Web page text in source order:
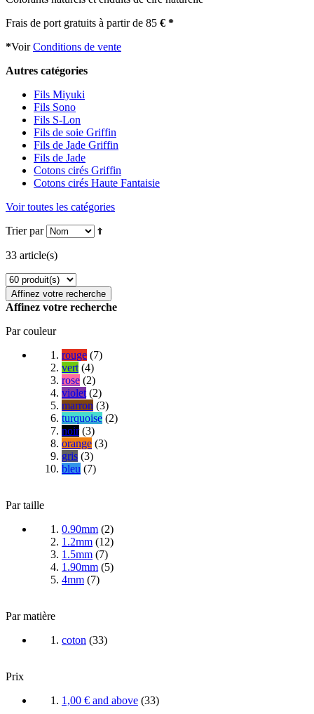
Frais de port gratuits à partir de 85 € *
*VoirConditions de vente
Autres catégories
Fils Miyuki
Fils Sono
Fils S-Lon
Fils de soie Griffin
Fils de Jade Griffin
Fils de Jade
Cotons cirés Griffin
Cotons cirés Haute Fantaisie
Voir toutes les catégories
Trier par
33 article(s)
Affinez votre recherche
Affinez votre recherche
Par couleur
rouge (7)
vert (4)
rose (2)
violet (2)
marron (3)
turquoise (2)
noir (3)
orange (3)
gris (3)
bleu (7)
Par taille
0.90mm (2)
1.2mm (12)
1.5mm (7)
1.90mm (5)
4mm (7)
Par matière
coton (33)
Prix
1,00 € and above (33)